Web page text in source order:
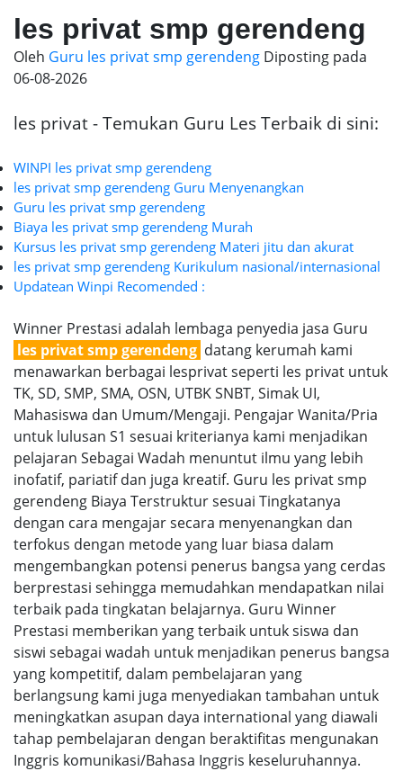
les privat smp gerendeng
Oleh Guru les privat smp gerendeng Diposting pada
06-08-2026
les privat - Temukan Guru Les Terbaik di sini:
WINPI les privat smp gerendeng
les privat smp gerendeng Guru Menyenangkan
Guru les privat smp gerendeng
Biaya les privat smp gerendeng Murah
Kursus les privat smp gerendeng Materi jitu dan akurat
les privat smp gerendeng Kurikulum nasional/internasional
Updatean Winpi Recomended :
Winner Prestasi adalah lembaga penyedia jasa Guru
les privat smp gerendeng datang kerumah kami
menawarkan berbagai lesprivat seperti les privat untuk
TK, SD, SMP, SMA, OSN, UTBK SNBT, Simak UI,
Mahasiswa dan Umum/Mengaji. Pengajar Wanita/Pria
untuk lulusan S1 sesuai kriterianya kami menjadikan
pelajaran Sebagai Wadah menuntut ilmu yang lebih
inofatif, pariatif dan juga kreatif. Guru les privat smp
gerendeng Biaya Terstruktur sesuai Tingkatanya
dengan cara mengajar secara menyenangkan dan
terfokus dengan metode yang luar biasa dalam
mengembangkan potensi penerus bangsa yang cerdas
berprestasi sehingga memudahkan mendapatkan nilai
terbaik pada tingkatan belajarnya. Guru Winner
Prestasi memberikan yang terbaik untuk siswa dan
siswi sebagai wadah untuk menjadikan penerus bangsa
yang kompetitif, dalam pembelajaran yang
berlangsung kami juga menyediakan tambahan untuk
meningkatkan asupan daya international yang diawali
tahap pembelajaran dengan beraktifitas mengunakan
Inggris komunikasi/Bahasa Inggris keseluruhannya.